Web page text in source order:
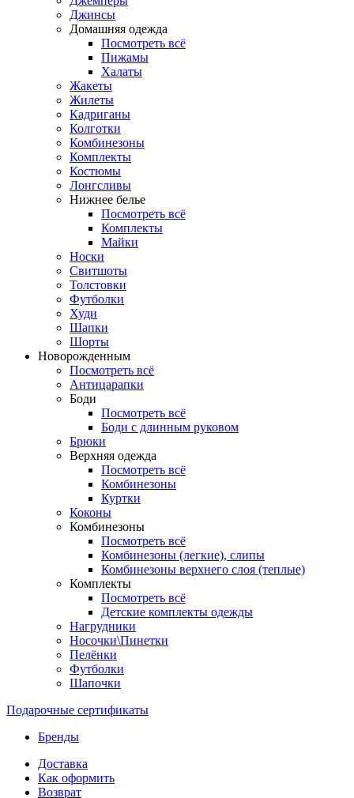
Джинсы
Домашняя одежда
Посмотреть всё
Пижамы
Халаты
Жакеты
Жилеты
Кадриганы
Колготки
Комбинезоны
Комплекты
Костюмы
Лонгсливы
Нижнее белье
Посмотреть всё
Комплекты
Майки
Носки
Свитшоты
Толстовки
Футболки
Худи
Шапки
Шорты
Новорожденным
Посмотреть всё
Антицарапки
Боди
Посмотреть всё
Боди с длинным руковом
Брюки
Верхняя одежда
Посмотреть всё
Комбинезоны
Куртки
Коконы
Комбинезоны
Посмотреть всё
Комбинезоны (легкие), слипы
Комбинезоны верхнего слоя (теплые)
Комплекты
Посмотреть всё
Детские комплекты одежды
Нагрудники
Носочки\Пинетки
Пелёнки
Футболки
Шапочки
Подарочные сертификаты
Бренды
Доставка
Как оформить
Возврат